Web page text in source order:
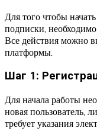
Для того чтобы
подписки,
Все действия можно
платформы.
Шаг 1:
Для начала работы
новая пользователь,
требует указания